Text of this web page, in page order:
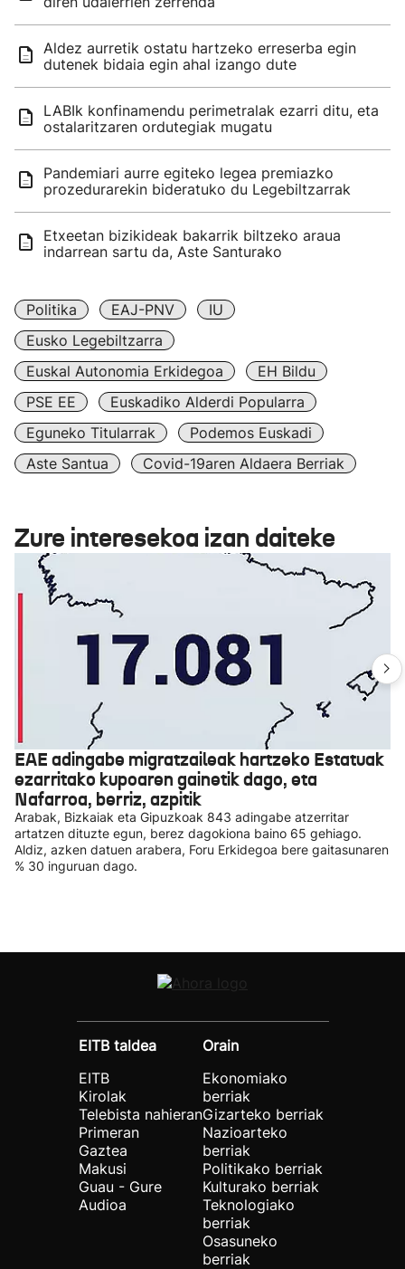
Aldez aurretik ostatu hartzeko erreserba egin
dutenek bidaia egin ahal izango dute
LABIk konfinamendu perimetralak ezarri ditu, eta
ostalaritzaren ordutegiak mugatu
Pandemiari aurre egiteko legea premiazko
prozedurarekin bideratuko du Legebiltzarrak
Etxeetan bizikideak bakarrik biltzeko araua
indarrean sartu da, Aste Santurako
Politika EAJ-PNV
IU
Eusko Legebiltzarra
Euskal Autonomia Erkidegoa
EH Bildu
PSE EE
Euskadiko Alderdi Popularra
Eguneko Titularrak
Podemos Euskadi
Aste Santua
Covid-19aren Aldaera Berriak
Zure interesekoa izan daiteke
EAE adingabe migratzaileak hartzeko Estatuak
ezarritako kupoaren gainetik dago, eta
Nafarroa, berriz, azpitik
Arabak, Bizkaiak eta Gipuzkoak 843 adingabe atzerritar
artatzen dituzte egun, berez dagokiona baino 65 gehiago.
Aldiz, azken datuen arabera, Foru Erkidegoa bere gaitasunaren
% 30 inguruan dago.
EITB taldea
EITB
Kirolak
Telebista nahieran
Primeran
Gaztea
Makusi
Guau - Gure
Audioa
Orain
Ekonomiako
berriak
Gizarteko berriak
Nazioarteko
berriak
Politikako berriak
Kulturako berriak
Teknologiako
berriak
Osasuneko
berriak